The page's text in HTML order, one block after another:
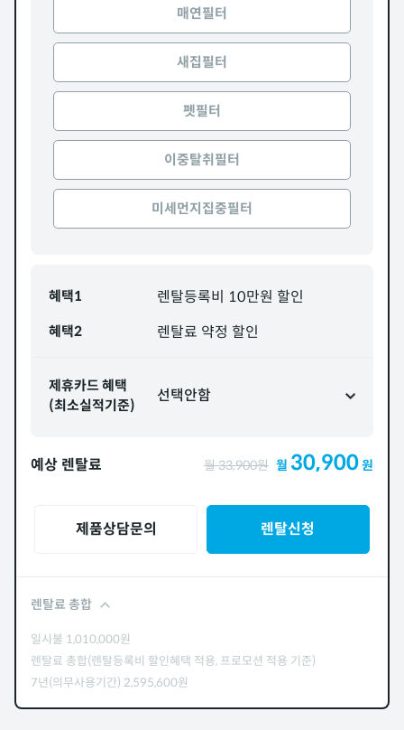
매연필터
새집필터
펫필터
이중탈취필터
미세먼지집중필터
혜택1 렌탈등록비 10만원 할인
혜택2 렌탈료 약정 할인
제휴카드 혜택
(최소실적기준)
선택안함
예상 렌탈료 월33,900원 월 30,900원
제품상담문의 렌탈신청
렌탈료 총합
일시불 1,010,000원
렌탈료 총합(렌탈등록비 할인혜택 적용, 프로모션 적용 기준)
7년(의무사용기간) 2,595,600원